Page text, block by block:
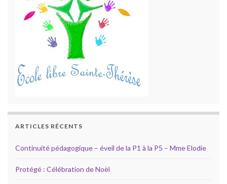
ARTICLES RÉCENTS
Continuité pédagogique – éveil de la P1 à la P5 – Mme Elodie
Protégé : Célébration de Noël